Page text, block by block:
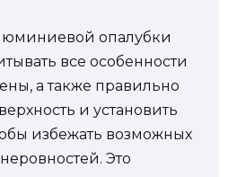
опалубки
все особенности
а также правильно
и установить
избежать возможных
Это